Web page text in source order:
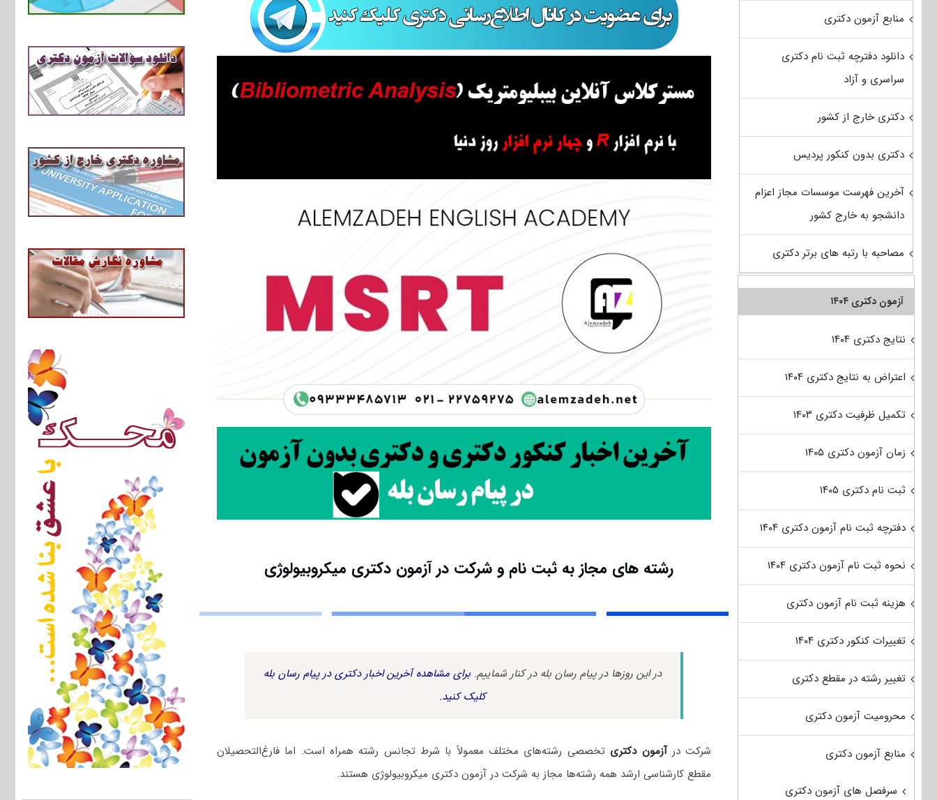
رشته های مجاز به ثبت نام و شرکت در آزمون دکتری میکروبیولوژی
در این روزها در پیام رسان بله در کنار شماییم. برای مشاهده آخرین اخبار دکتری در پیام رسان بله
کلیک کنید.
شرکت درآزمون دکتری تخصصی رشته‌های مختلف معمولاً با شرط تجانس رشته همراه است. اما فارغ‌التحصیلان
مقطع کارشناسی ارشد همه رشته‌ها مجاز به شرکت در آزمون دکتری میکروبیولوژی هستند.
منابع آزمون دکتری
دانلود دفترچه ثبت نام دکتری
سراسری و آزاد
دکتری خارج از کشور
دکتری بدون کنکور پردیس
آخرین فهرست موسسات مجاز اعزام
دانشجو به خارج کشور
مصاحبه با رتبه های برتر دکتری
آزمون دکتری ۱۴۰۴
نتایج دکتری ۱۴۰۴
اعتراض به نتایج دکتری ۱۴۰۴
تکمیل ظرفیت دکتری ۱۴۰۳
زمان آزمون دکتری ۱۴۰۵
ثبت نام دکتری ۱۴۰۵
دفترچه ثبت نام آزمون دکتری ۱۴۰۴
نحوه ثبت نام آزمون دکتری ۱۴۰۴
هزینه ثبت نام آزمون دکتری
تغییرات کنکور دکتری ۱۴۰۴
تغییر رشته در مقطع دکتری
محرومیت آزمون دکتری
منابع آزمون دکتری
سرفصل های آزمون دکتری